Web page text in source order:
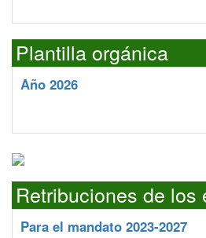
Plantilla orgánica
Año 2026
Retribuciones de los
Para el mandato 2023-2027